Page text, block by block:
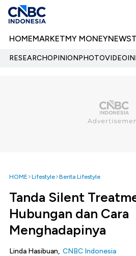
HOMEMARKETMY MONEYNEWS
RESEARCHOPINIONPHOTOVIDEO
HOME Lifestyle Berita Lifestyle
Tanda Silent
Hubungan dan Cara
Menghadapinya
Linda Hasibuan, CNBC Indonesia